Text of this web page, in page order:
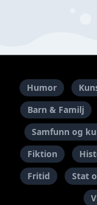
Humor
Barn & Familj
Samfunn og
Fiktion
Fritid
Stat